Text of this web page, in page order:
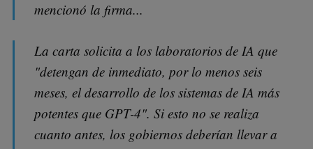
mencionó la firma...
La carta solicita a los laboratorios de IA que
"detengan de inmediato, por lo menos seis
meses, el desarrollo de los sistemas de IA más
potentes que GPT-4". Si esto no se realiza
cuanto antes, los gobiernos deberían llevar a